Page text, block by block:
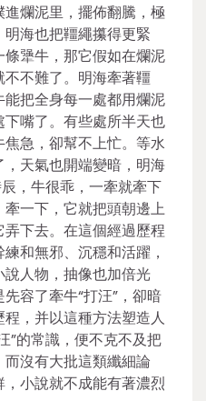
爛泥里，擺佈翻騰，極
海也把韁繩攥得更緊
犟牛，那它假如在爛泥
不難了。明海牽著韁
把全身每一處都用爛泥
嘴了。有些處所半天也
急，卻幫不上忙。等水
天氣也開端變暗，明海
，牛很乖，一牽就牽下
一下，它就把頭朝邊上
下去。在這個經過歷程
和無邪、沉穩和活躍，
人物，抽像也加倍光
容了牽牛“打汪”，卻暗
，并以這種方法塑造人
”的常識，便不克不及把
沒有大批這類纖細論
小說就不成能有著濃烈